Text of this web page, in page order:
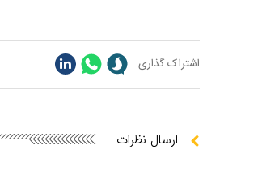
اشتراک گذاری
ارسال نظرات